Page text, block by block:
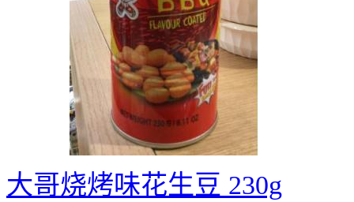
大哥烧烤味花生豆 230g